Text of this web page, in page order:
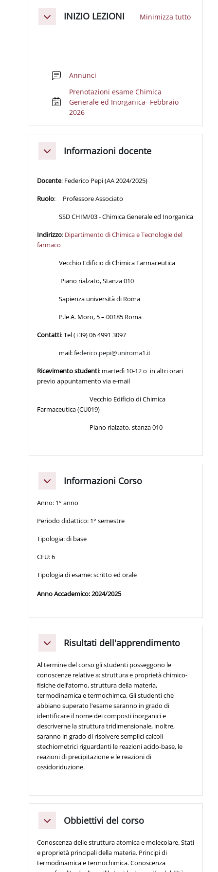
MinimizzaINIZIO LEZIONI Minimizza tutto
Annunci
Prenotazioni esame Chimica
Generale ed Inorganica- Febbraio
2026Prenotazione
MinimizzaInformazioni docente
Docente: Federico Pepi (AA 2024/2025)
Ruolo: Professore Associato
SSD CHIM/03 - Chimica Generale ed Inorganica
Indirizzo: Dipartimento di Chimica e Tecnologie del
farmaco
Vecchio Edificio di Chimica Farmaceutica
Piano rialzato, Stanza 010
Sapienza università di Roma
P.le A. Moro, 5 – 00185 Roma
Contatti: Tel (+39) 06 4991 3097
mail:federico.pepi@uniroma1.it
Ricevimento studenti: martedì 10-12 o in altri orari
previo appuntamento via e-mail
Vecchio Edificio di Chimica
Farmaceutica (CU019)
Piano rialzato, stanza 010
MinimizzaInformazioni Corso
Anno: 1° anno
Periodo didattico: 1° semestre
Tipologia: di base
CFU: 6
Tipologia di esame: scritto ed orale
Anno Accademico: 2024/2025
MinimizzaRisultati dell'apprendimento
Al termine del corso gli studenti posseggono le
conoscenze relative a: struttura e proprietà chimico-
fisiche dell’atomo, struttura della materia,
termodinamica e termochimca. Gli studenti che
abbiano superato l'esame saranno in grado di
identificare il nome dei composti inorganici e
descriverne la struttura tridimensionale, inoltre,
saranno in grado di risolvere semplici calcoli
stechiometrici riguardanti le reazioni acido-base, le
reazioni di precipitazione e le reazioni di
ossidoriduzione.
MinimizzaObbiettivi del corso
Conoscenza delle struttura atomica e molecolare. Stati
e proprietà principali della materia. Principi di
termodinamica e termochimica. Conoscenza